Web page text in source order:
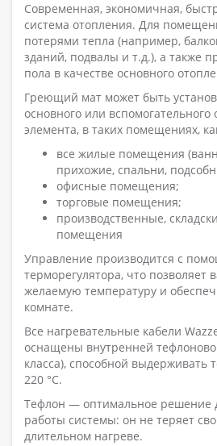
Современная, экономичная,
система отопления. Для
потерями тепла (например,
зданий, подвалы и т.д.), а также
пола в качестве основного
Греющий мат может быть
основного или вспомогательного
элемента, в таких помещениях,
все жилые помещения
прихожие, спальни,
офисные помещения;
торговые помещения;
производственные,
помещения
Управление производится с
терморегулятора, что позволяет
желаемую температуру и
комнате.
Все нагревательные кабели
оснащены внутренней
класса), способной выдерживать
220 °C.
Тефлон — оптимальное решение
работы системы: он не теряет
длительном нагреве.